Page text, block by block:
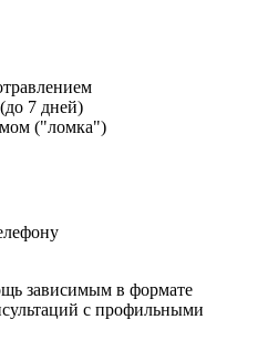
7 дней)
("ломка")
зависимым в формате
с профильными